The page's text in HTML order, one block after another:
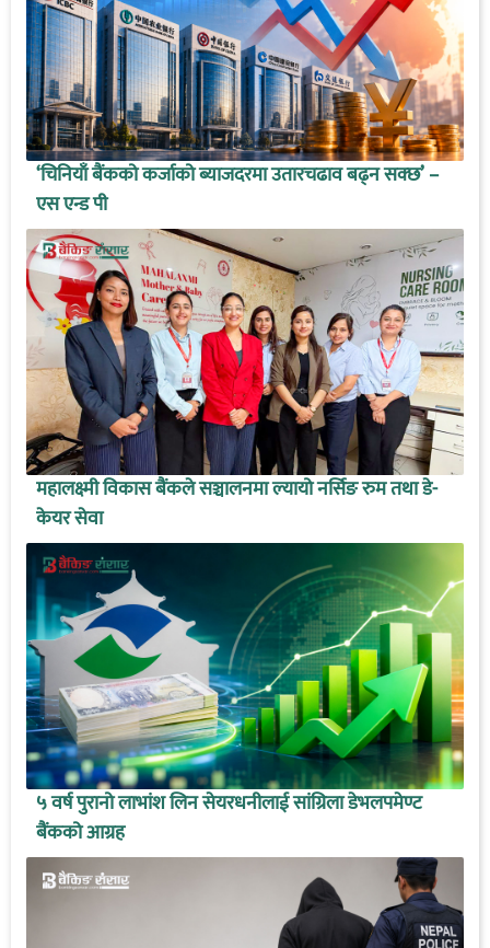
‘चिनियाँ बैंकको कर्जाको ब्याजदरमा उतारचढाव बढ्न सक्छ’ –
एस एन्ड पी
महालक्ष्मी विकास बैंकले सञ्चालनमा ल्यायो नर्सिङ रुम तथा डे-
केयर सेवा
५ वर्ष पुरानो लाभांश लिन सेयरधनीलाई सांग्रिला डेभलपमेण्ट
बैंकको आग्रह